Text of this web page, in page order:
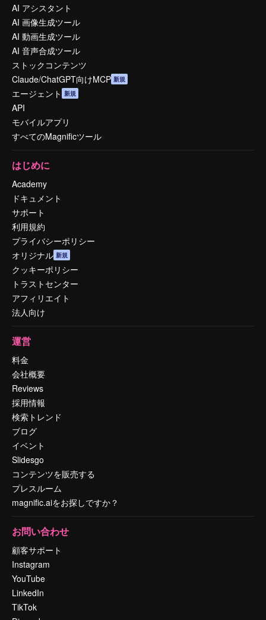
AI アシスタント
AI 画像生成ツール
AI 動画生成ツール
AI 音声合成ツール
ストックコンテンツ
Claude/ChatGPT向けMCP 新規
エージェント 新規
API
モバイルアプリ
すべてのMagnificツール
はじめに
Academy
ドキュメント
サポート
利用規約
プライバシーポリシー
オリジナル 新規
クッキーポリシー
トラストセンター
アフィリエイト
法人向け
運営
料金
会社概要
Reviews
採用情報
検索トレンド
ブログ
イベント
Slidesgo
コンテンツを販売する
プレスルーム
magnific.aiをお探しですか？
お問い合わせ
顧客サポート
Instagram
YouTube
LinkedIn
TikTok